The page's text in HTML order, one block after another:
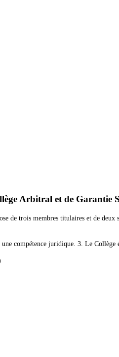
Arbitral et de Garantie
de trois membres titulaires et de deux
compétence juridique. 3. Le